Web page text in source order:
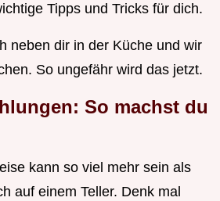
Tipps und Tricks für dich.
neben dir in der Küche und wir
So ungefähr wird das jetzt.
So machst du
kann so viel mehr sein als
auf einem Teller. Denk mal